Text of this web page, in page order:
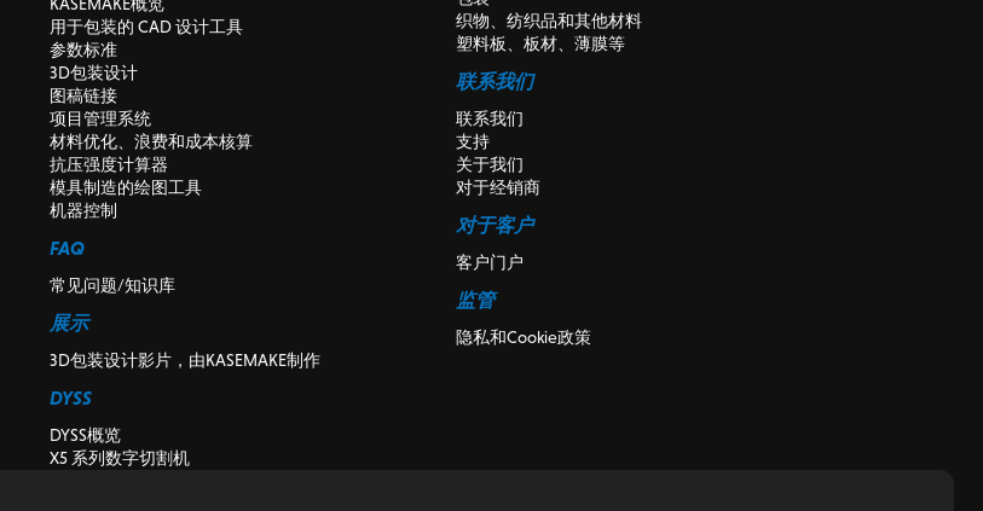
用于包装的 CAD 设计工具
参数标准
3D包装设计
图稿链接
项目管理系统
材料优化、浪费和成本核算
抗压强度计算器
模具制造的绘图工具
机器控制
FAQ
常见问题/知识库
展示
3D包装设计影片，由KASEMAKE制作
DYSS
DYSS概览
X5 系列数字切割机
织物、纺织品和其他材料
塑料板、板材、薄膜等
联系我们
联系我们
支持
关于我们
对于经销商
对于客户
客户门户
监管
隐私和Cookie政策